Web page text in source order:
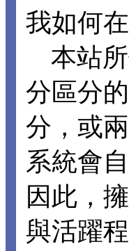
我如何
本站所
分區分
分，或
系統會
因此，
與活躍